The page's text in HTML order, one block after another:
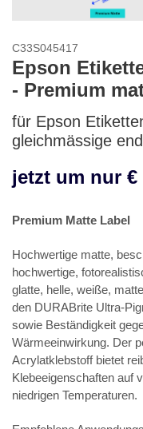
C33S045417
Epson
- Premium
für Epson
gleichmässige
jetzt um nur €
Premium Matte Label
Hochwertige matte,
hochwertige,
glatte, helle, weiße,
den DURABrite Ultra-
sowie Beständigkeit
Wärmeeinwirkung. Der
Acrylatklebstoff bietet
Klebeeigenschaften auf
niedrigen Temperaturen.